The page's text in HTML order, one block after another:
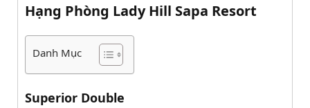
Hạng Phòng Lady Hill Sapa Resort
Danh Mục
Superior Double